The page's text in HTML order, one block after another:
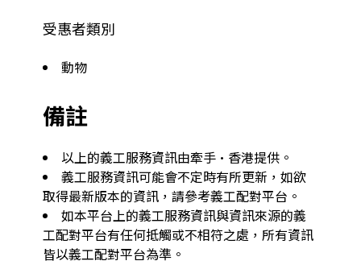
受惠者類別
動物
備註
以上的義工服務資訊由牽手·香港提供。
義工服務資訊可能會不定時有所更新，如欲
取得最新版本的資訊，請參考義工配對平台。
如本平台上的義工服務資訊與資訊來源的義
工配對平台有任何抵觸或不相符之處，所有資訊
皆以義工配對平台為準。